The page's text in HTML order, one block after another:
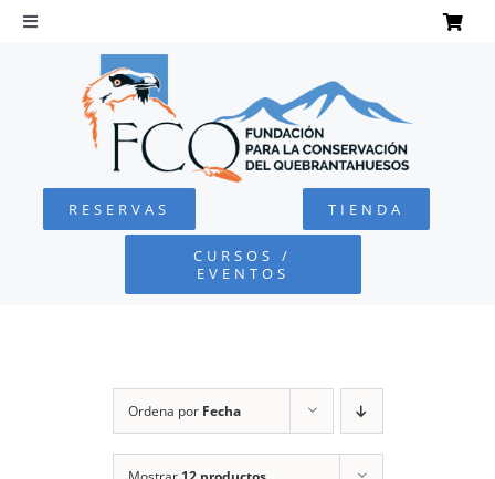
Saltar
Toggle
Navigation
QUEBRANTAHUESOS
FUNDACIÓN
RESERVAS TIENDA
CURSOS /
EVENTOS
Ordena por Fecha